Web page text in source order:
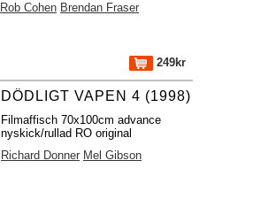
Rob Cohen Brendan Fraser
249kr
DÖDLIGT VAPEN 4 (1998)
Filmaffisch 70x100cm advance
nyskick/rullad RO original
Richard Donner Mel Gibson